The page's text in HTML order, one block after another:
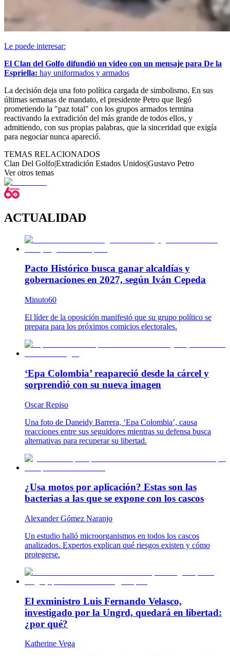
Le puede interesar:
El Clan del Golfo difundió un video con un mensaje para De la
Espriella: hay uniformados y armados
La decisión deja una foto política cargada de simbolismo. En sus
últimas semanas de mandato, el presidente Petro que llegó
prometiendo la "paz total" con los grupos armados termina
reactivando la extradición del más grande de todos ellos, y
admitiendo, con sus propias palabras, que la sinceridad que exigía
para negociar nunca apareció.
TEMAS RELACIONADOS
Clan Del Golfo|Extradición Estados Unidos|Gustavo Petro
Ver otros temas
ACTUALIDAD
Pacto Histórico busca ganar alcaldías y
gobernaciones en 2027, según Iván Cepeda
Minuto60
El líder de la oposición manifestó que su grupo político se
prepara para los próximos comicios electorales.
‘Epa Colombia’ reapareció desde la cárcel y
sorprendió con su nueva imagen
Oscar Repiso
Una foto de Daneidy Barrera, ‘Epa Colombia’, causa
reacciones entre sus seguidores mientras su defensa busca
alternativas para recuperar su libertad.
¿Usa motos por aplicación? Estas son las
bacterias a las que se expone con los cascos
Alexander Gómez Naranjo
Un estudio halló microorganismos en todos los cascos
analizados. Expertos explican qué riesgos existen y cómo
protegerse.
El exministro Luis Fernando Velasco,
investigado por la Ungrd, quedará en libertad:
¿por qué?
Katherine Vega